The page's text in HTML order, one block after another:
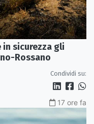
sicurezza gli
Rossano
Condividi su:
17 ore fa